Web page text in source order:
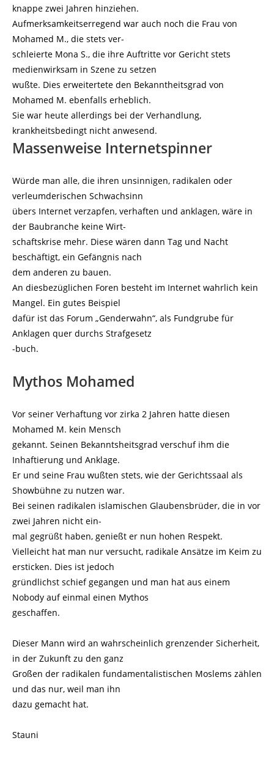
knappe zwei Jahren hinziehen.
Aufmerksamkeitserregend war auch noch die Frau von
Mohamed M., die stets ver-
schleierte Mona S., die ihre Auftritte vor Gericht stets
medienwirksam in Szene zu setzen
wußte. Dies erweitertete den Bekanntheitsgrad von
Mohamed M. ebenfalls erheblich.
Sie war heute allerdings bei der Verhandlung,
krankheitsbedingt nicht anwesend.
Massenweise Internetspinner
Würde man alle, die ihren unsinnigen, radikalen oder
verleumderischen Schwachsinn
übers Internet verzapfen, verhaften und anklagen, wäre in
der Baubranche keine Wirt-
schaftskrise mehr. Diese wären dann Tag und Nacht
beschäftigt, ein Gefängnis nach
dem anderen zu bauen.
An diesbezüglichen Foren besteht im Internet wahrlich kein
Mangel. Ein gutes Beispiel
dafür ist das Forum „Genderwahn“, als Fundgrube für
Anklagen quer durchs Strafgesetz
-buch.
Mythos Mohamed
Vor seiner Verhaftung vor zirka 2 Jahren hatte diesen
Mohamed M. kein Mensch
gekannt. Seinen Bekanntsheitsgrad verschuf ihm die
Inhaftierung und Anklage.
Er und seine Frau wußten stets, wie der Gerichtssaal als
Showbühne zu nutzen war.
Bei seinen radikalen islamischen Glaubensbrüder, die in vor
zwei Jahren nicht ein-
mal gegrüßt haben, genießt er nun hohen Respekt.
Vielleicht hat man nur versucht, radikale Ansätze im Keim zu
ersticken. Dies ist jedoch
gründlichst schief gegangen und man hat aus einem
Nobody auf einmal einen Mythos
geschaffen.
Dieser Mann wird an wahrscheinlich grenzender Sicherheit,
in der Zukunft zu den ganz
Großen der radikalen fundamentalistischen Moslems zählen
und das nur, weil man ihn
dazu gemacht hat.
Stauni